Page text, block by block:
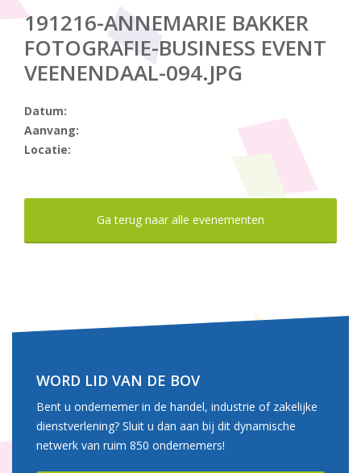
191216-ANNEMARIE BAKKER
FOTOGRAFIE-BUSINESS EVENT
VEENENDAAL-094.JPG
Datum:
Aanvang:
Locatie:
Ga terug naar alle evenementen
WORD LID VAN DE BOV
Bent u ondernemer in de handel, industrie of zakelijke
dienstverlening? Sluit u dan aan bij dit dynamische
netwerk van ruim 850 ondernemers!